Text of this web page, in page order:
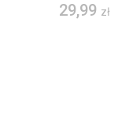
29,99 zł